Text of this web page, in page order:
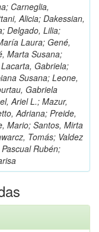
Carneglia,
Alicia; Dakessian,
Delgado, Lilia;
Laura; Gené,
Marta Susana;
Gabriela;
Susana; Leone,
Gabriela
Ariel L.; Mazur,
Adriana; Preide,
Mario; Santos, Mirta
Tomás; Valdez
Rubén;